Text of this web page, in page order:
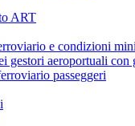
ART
e condizioni
gestori aeroportuali con
passeggeri